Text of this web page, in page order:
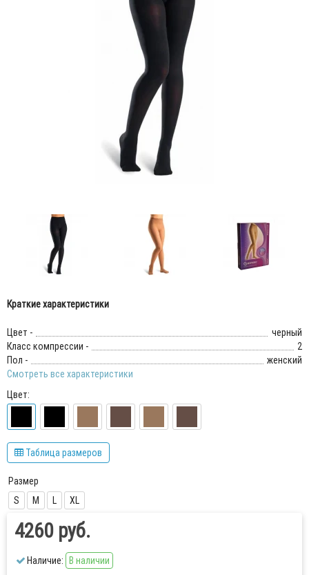
Краткие характеристики
Цвет -
черный
Класс компрессии -
2
Пол -
женский
Смотреть все характеристики
Цвет:
Таблица размеров
Размер
S
M L XL
4260 руб.
Наличие: В наличии